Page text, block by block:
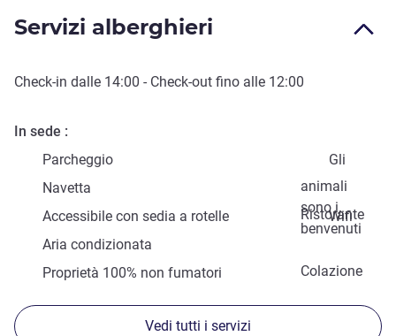
Servizi alberghieri
Check-in dalle 14:00 - Check-out fino alle 12:00
In sede
Parcheggio
Gli
animali
sono i
benvenuti
Navetta
Ristorante
Accessibile con sedia a rotelle
Wifi
Aria condizionata
Colazione
Proprietà 100% non fumatori
Vedi tutti i servizi